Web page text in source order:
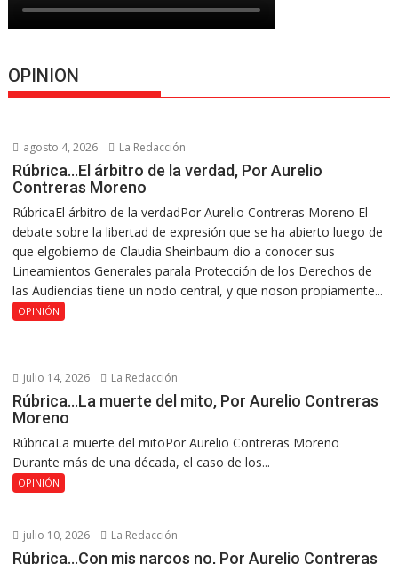
OPINION
agosto 4, 2026 La Redacción
Rúbrica…El árbitro de la verdad, Por Aurelio
Contreras Moreno
RúbricaEl árbitro de la verdadPor Aurelio Contreras Moreno El
debate sobre la libertad de expresión que se ha abierto luego de
que elgobierno de Claudia Sheinbaum dio a conocer sus
Lineamientos Generales parala Protección de los Derechos de
las Audiencias tiene un nodo central, y que noson propiamente...
OPINIÓN
julio 14, 2026 La Redacción
Rúbrica…La muerte del mito, Por Aurelio Contreras
Moreno
RúbricaLa muerte del mitoPor Aurelio Contreras Moreno
Durante más de una década, el caso de los...
OPINIÓN
julio 10, 2026 La Redacción
Rúbrica…Con mis narcos no, Por Aurelio Contreras